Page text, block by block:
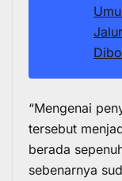
“Mengenai
tersebut
berada
sebenarnya